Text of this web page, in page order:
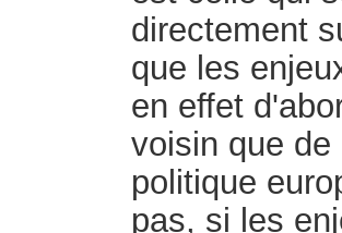
directement
que les
en effet
voisin que
politique
pas, si les